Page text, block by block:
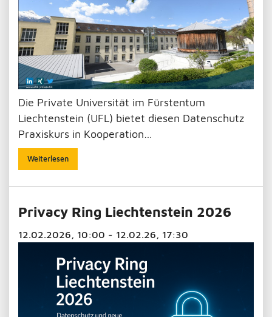
Die Private Universität im Fürstentum
Liechtenstein (UFL) bietet diesen Datenschutz
Praxiskurs in Kooperation…
Weiterlesen
Privacy Ring Liechtenstein 2026
12.02.2026, 10:00 - 12.02.26, 17:30